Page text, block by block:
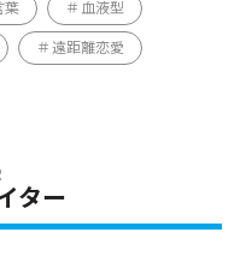
葉 血液型
遠距離恋愛
ター